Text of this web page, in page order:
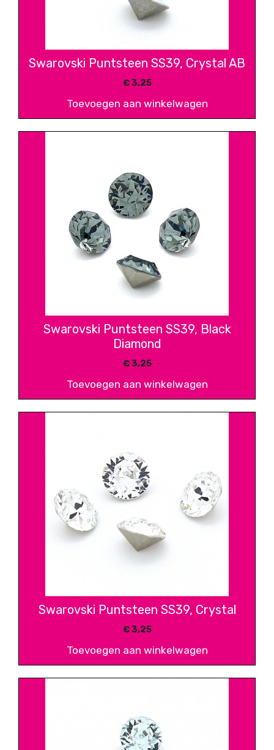
Swarovski Puntsteen SS39, Crystal AB
€3,25
Toevoegen aan winkelwagen
Swarovski Puntsteen SS39, Black
Diamond
€3,25
Toevoegen aan winkelwagen
Swarovski Puntsteen SS39, Crystal
€3,25
Toevoegen aan winkelwagen